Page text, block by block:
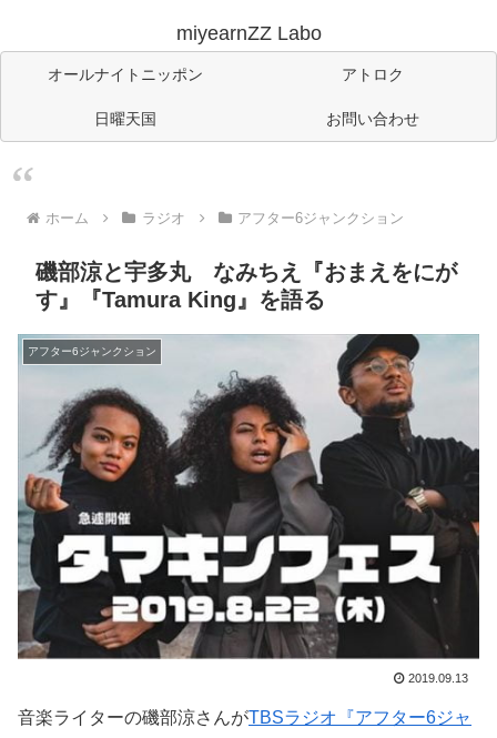
miyearnZZ Labo
オールナイトニッポン アトロク
日曜天国 お問い合わせ
ホーム ラジオ アフター6ジャンクション
磯部涼と宇多丸 なみちえ『おまえをにが
す』『Tamura King』を語る
アフター6ジャンクション
2019.09.13
音楽ライターの磯部涼さんがTBSラジオ『アフター6ジャ